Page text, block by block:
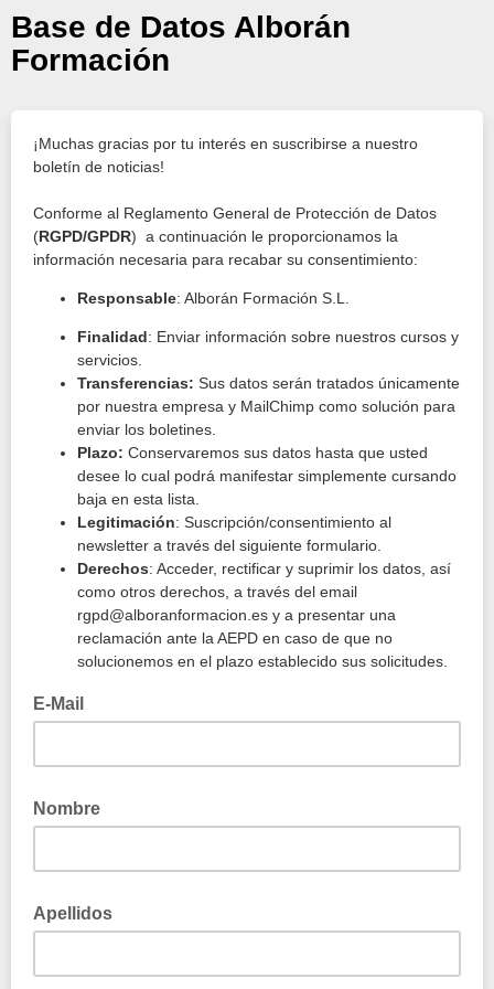
Base de Datos Alborán
Formación
¡Muchas gracias por tu interés en suscribirse a nuestro
boletín de noticias!
Conforme al Reglamento General de Protección de Datos
(RGPD/GPDR) a continuación le proporcionamos la
información necesaria para recabar su consentimiento:
Responsable: Alborán Formación S.L.
Finalidad: Enviar información sobre nuestros cursos y
servicios.
Transferencias: Sus datos serán tratados únicamente
por nuestra empresa y MailChimp como solución para
enviar los boletines.
Plazo: Conservaremos sus datos hasta que usted
desee lo cual podrá manifestar simplemente cursando
baja en esta lista.
Legitimación: Suscripción/consentimiento al
newsletter a través del siguiente formulario.
Derechos: Acceder, rectificar y suprimir los datos, así
como otros derechos, a través del email
rgpd@alboranformacion.es y a presentar una
reclamación ante la AEPD en caso de que no
solucionemos en el plazo establecido sus solicitudes.
E-Mail
Nombre
Apellidos